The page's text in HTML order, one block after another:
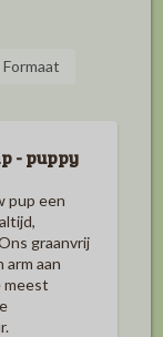
Formaat
- puppy
pup een
graanvrij
aan
meest